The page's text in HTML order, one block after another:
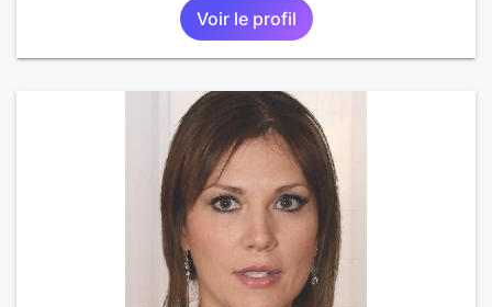
Voir le profil